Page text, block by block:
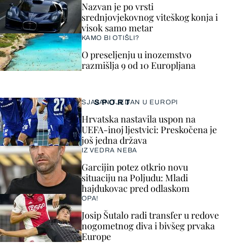
SPORT
SJAJAN TJEDAN U EUROPI
Hrvatska nastavila uspon na
UEFA-inoj ljestvici: Preskočena je
još jedna država
IZ VEDRA NEBA
Garcijin potez otkrio novu
situaciju na Poljudu: Mladi
hajdukovac pred odlaskom
OPA!
Josip Šutalo radi transfer u redove
nogometnog diva i bivšeg prvaka
Europe
Nazvan je po vrsti
srednjovjekovnog viteškog konja i
visok samo metar
KAMO BI OTIŠLI?
O preseljenju u inozemstvo
razmišlja 9 od 10 Europljana